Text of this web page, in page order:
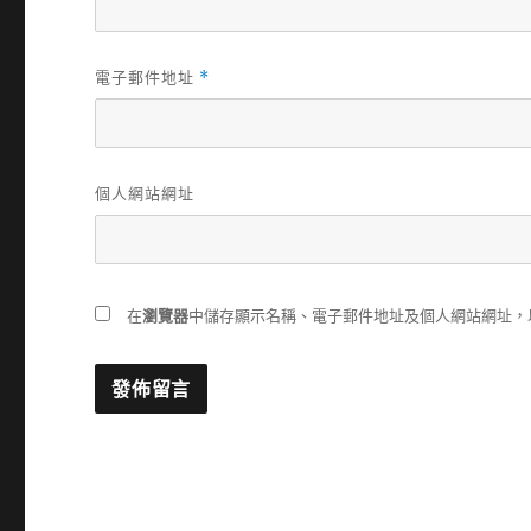
電子郵件地址 *
個人網站網址
在瀏覽器中儲存顯示名稱、電子郵件地址及個人網站網址